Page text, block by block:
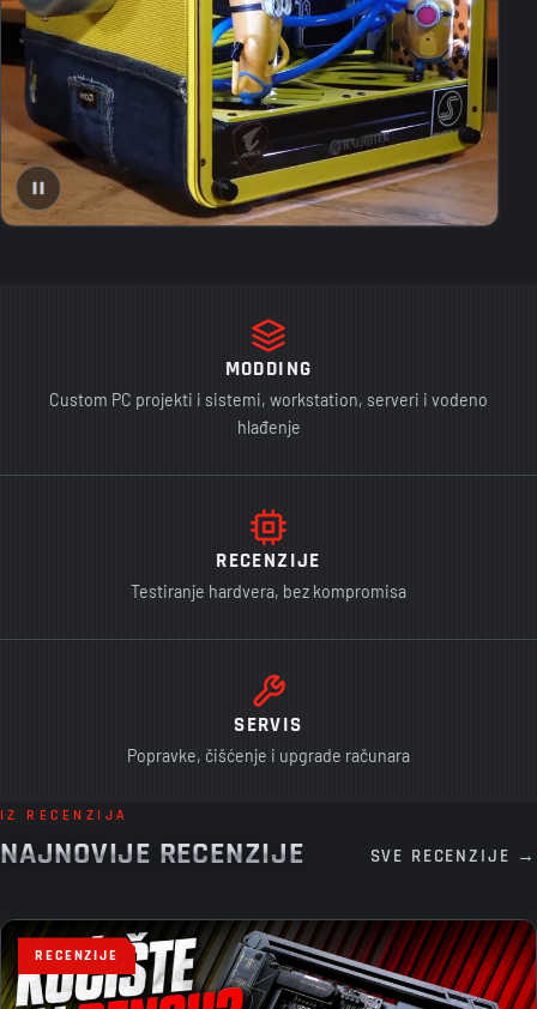
MODDING
Custom PC projekti i sistemi, workstation, serveri i vodeno
hlađenje
RECENZIJE
Testiranje hardvera, bez kompromisa
SERVIS
Popravke, čišćenje i upgrade računara
IZ RECENZIJA
NAJNOVIJE RECENZIJE SVE RECENZIJE →
RECENZIJE